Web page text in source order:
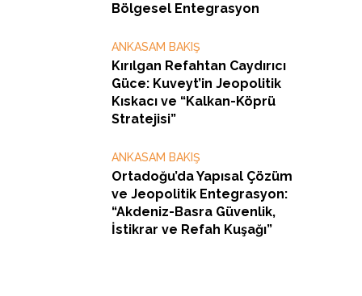
Bölgesel Entegrasyon
ANKASAM BAKIŞ
Kırılgan Refahtan Caydırıcı
Güce: Kuveyt’in Jeopolitik
Kıskacı ve “Kalkan-Köprü
Stratejisi”
ANKASAM BAKIŞ
Ortadoğu’da Yapısal Çözüm
ve Jeopolitik Entegrasyon:
“Akdeniz-Basra Güvenlik,
İstikrar ve Refah Kuşağı”